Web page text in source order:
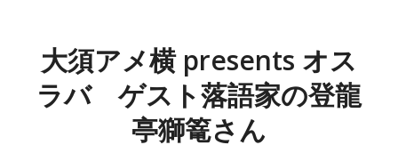
大須アメ横 presents オス
ラバ ゲスト落語家の登龍
亭獅篭さん